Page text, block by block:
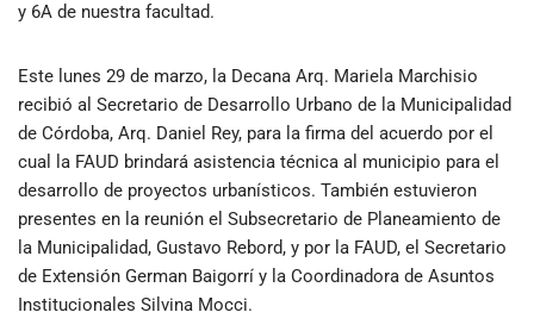
y 6A de nuestra facultad.
Este lunes 29 de marzo, la Decana Arq. Mariela Marchisio
recibió al Secretario de Desarrollo Urbano de la Municipalidad
de Córdoba, Arq. Daniel Rey, para la firma del acuerdo por el
cual la FAUD brindará asistencia técnica al municipio para el
desarrollo de proyectos urbanísticos. También estuvieron
presentes en la reunión el Subsecretario de Planeamiento de
la Municipalidad, Gustavo Rebord, y por la FAUD, el Secretario
de Extensión German Baigorrí y la Coordinadora de Asuntos
Institucionales Silvina Mocci.